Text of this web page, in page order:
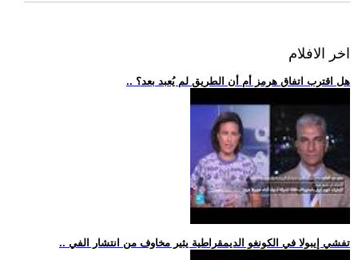
اخر الافلام
.. هل اقترب اتفاق هرمز أم أن الطريق لم يُعبد بعد؟
.. تفشي إيبولا في الكونغو الديمقراطية يثير مخاوف من انتشار الفي